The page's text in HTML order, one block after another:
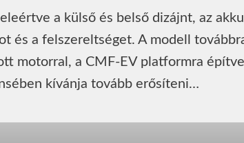
a külső és belső dizájnt, az
és a felszereltséget. A modell
motorral, a CMF-EV platformra
kívánja tovább erősíteni…